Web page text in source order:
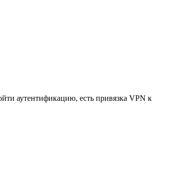
аутентификацию, есть привязка VPN к